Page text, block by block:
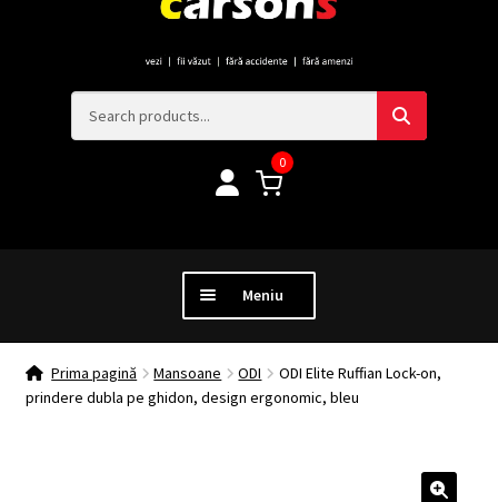
0
Meniu
PROMOTII
copil
Extinde
Prima pagină Mansoane ODI
ODI Elite Ruffian Lock-on,
prindere dubla pe ghidon, design ergonomic, bleu